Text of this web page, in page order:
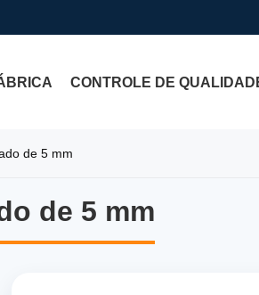
CONTROLE DE
de 5 mm
de 5 mm
de 5 mm